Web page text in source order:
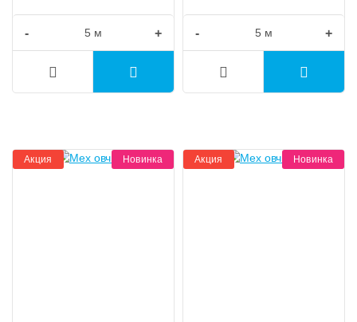
- + - +
Акция Новинка Акция Новинка